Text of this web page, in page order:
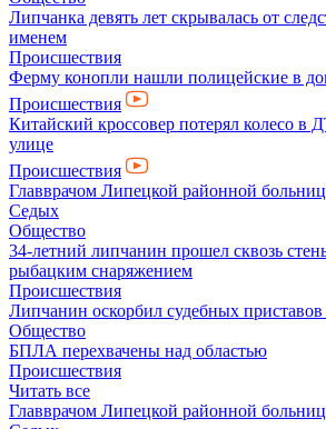
Липчанка девять лет скрывалась от
именем
Происшествия
Ферму конопли нашли полицейские в
Происшествия
Китайский кроссовер потерял колесо в
улице
Происшествия
Главврачом Липецкой районной
Седых
Общество
34-летний липчанин прошел сквозь
рыбацким снаряжением
Происшествия
Липчанин оскорбил судебных приставов
Общество
БПЛА перехвачены над областью
Происшествия
Читать все
Главврачом Липецкой районной